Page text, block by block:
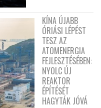
KÍNA ÚJABB
ÓRIÁSI LÉPÉST
TESZ AZ
ATOMENERGIA
FEJLESZTÉSÉBEN:
NYOLC ÚJ
REAKTOR
ÉPÍTÉSÉT
HAGYTÁK JÓVÁ